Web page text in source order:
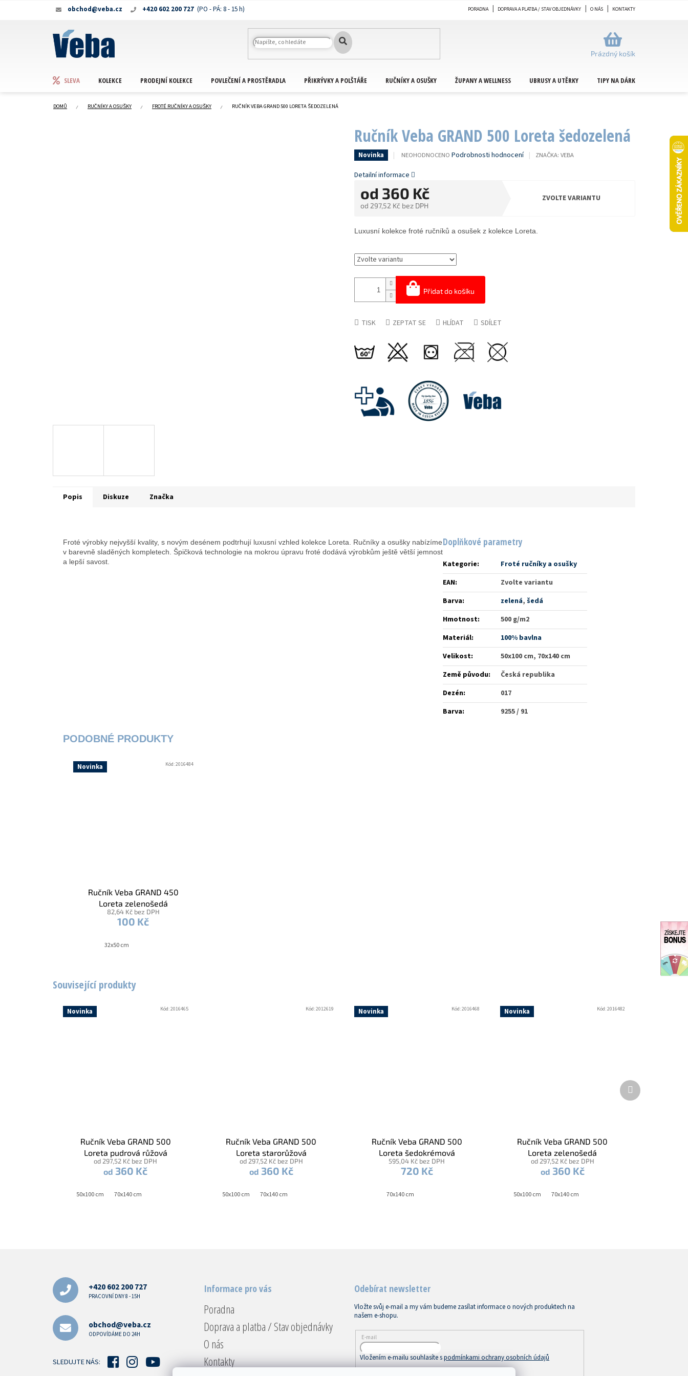
+420 602 200 727
obchod@veba.cz PORADNA DOPRAVA A PLATBA / STAV OBJEDNÁVKY O NÁS KONTAKTY
NÁKUPNÍ
KOŠÍK
Prázdný košík
SLEVA KOLEKCE PRODEJNÍ KOLEKCE POVLEČENÍ A PROSTĚRADLA PŘIKRÝVKY A POLŠTÁŘE RUČNÍKY A OSUŠKY ŽUPANY A WELLNESS UBRUSY A UTĚRKY TIPY NA DÁRKY
DOMŮ RUČNÍKY A OSUŠKY FROTÉ RUČNÍKY A OSUŠKY RUČNÍK VEBA GRAND 500 LORETA ŠEDOZELENÁ
Ručník Veba GRAND 500 Loreta šedozelená
Novinka
PRŮMĚRNÉ
PRODUKTU
JE
0,0
Z
5
NEOHODNOCENO Podrobnosti hodnocení ZNAČKA: VEBA
od 360 Kč
od 297,52 Kč bez DPH
ZVOLTE VARIANTU
Přidat do košíku
Luxusní kolekce froté ručníků a osušek z kolekce Loreta.
Detailní informace
TISK ZEPTAT SE HLÍDAT SDÍLET
Související produkty
Novinka
Ručník Veba GRAND 500
Loreta pudrová růžová
od 297,52 Kč bez DPH
od 360 Kč
50x100 cm 70x140 cm
Kód:2016465
Ručník Veba GRAND 500
Loreta starorůžová
od 297,52 Kč bez DPH
od 360 Kč
50x100 cm 70x140 cm
Kód:2012619 Novinka
Ručník Veba GRAND 500
Loreta šedokrémová
595,04 Kč bez DPH
720 Kč
70x140 cm
Kód:2016468 Novinka
Ručník Veba GRAND 500
Loreta zelenošedá
od 297,52 Kč bez DPH
od 360 Kč
50x100 cm 70x140 cm
Kód:2016482
Další
produkt
Popis Diskuze Značka
Froté výrobky nejvyšší kvality, s novým desénem podtrhují luxusní vzhled kolekce Loreta. Ručníky a osušky nabízíme
v barevně sladěných kompletech. Špičková technologie na mokrou úpravu froté dodává výrobkům ještě větší jemnost
a lepší savost.
Doplňkové parametry
Kategorie:
Froté ručníky a osušky
EAN:
Zvolte variantu
Barva: zelená,šedá
Hmotnost:
500 g/m2
Materiál:
100% bavlna
Velikost:
50x100 cm, 70x140 cm
Země původu:
Česká republika
Dezén:
017
Barva: 9255 / 91
Novinka
Ručník Veba GRAND 450
Loreta zelenošedá
82,64 Kč bez DPH
100 Kč
32x50 cm
Kód:2016484
+420 602 200 727
PRACOVNÍ DNY 8 - 15H
obchod@veba.cz
ODPOVÍDÁME DO 24H
SLEDUJTE NÁS:
Informace pro vás
Poradna
Doprava a platba / Stav objednávky
O nás
Kontakty
Odebírat newsletter
Vložte svůj e-mail a my vám budeme zasílat informace o nových produktech na
našem e-shopu.
E-mail
Vložením e-mailu souhlasíte spodmínkami ochrany osobních údajů